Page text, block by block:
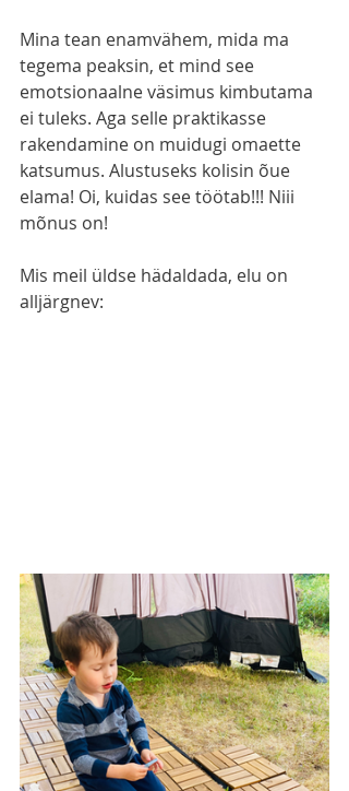
Mina tean enamvähem, mida ma
tegema peaksin, et mind see
emotsionaalne väsimus kimbutama
ei tuleks. Aga selle praktikasse
rakendamine on muidugi omaette
katsumus. Alustuseks kolisin õue
elama! Oi, kuidas see töötab!!! Niii
mõnus on!
Mis meil üldse hädaldada, elu on
alljärgnev: